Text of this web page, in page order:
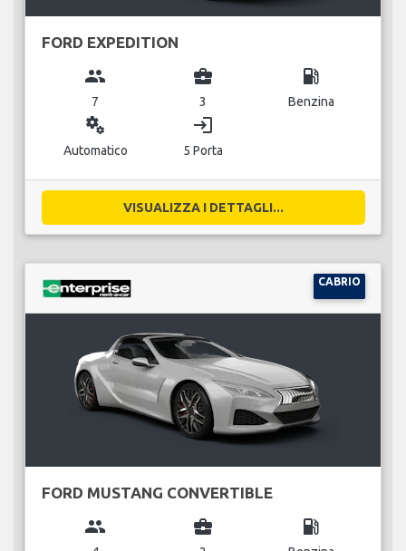
FORD EXPEDITION
group
7
business_center
3
local_gas_station
Benzina
miscellaneous_services
Automatico
login
5 Porta
VISUALIZZA I DETTAGLI...
CABRIO
FORD MUSTANG CONVERTIBLE
group business_center local_gas_station